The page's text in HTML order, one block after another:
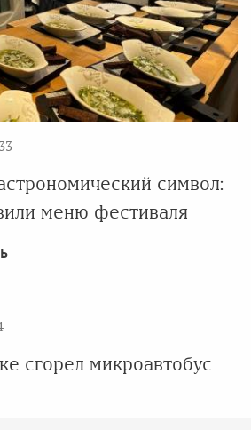
символ:
меню фестиваля
сгорел микроавтобус